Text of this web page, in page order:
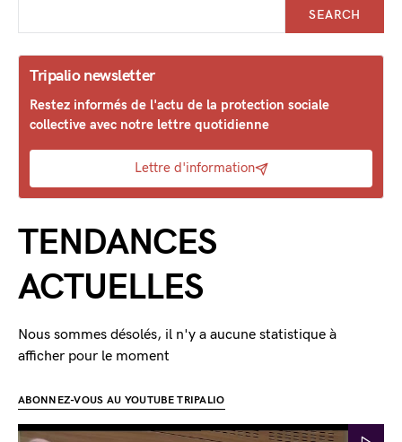
SEARCH
Tripalio newsletter
Restez informés de l'actu de la protection sociale
collective avec notre lettre quotidienne
Lettre d'information
TENDANCES
ACTUELLES
Nous sommes désolés, il n'y a aucune statistique à
afficher pour le moment
ABONNEZ-VOUS AU YOUTUBE TRIPALIO